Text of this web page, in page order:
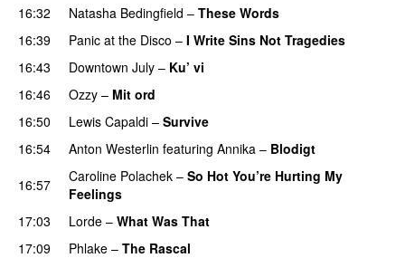
16:32
Natasha Bedingfield – These Words
16:39
Panic at the Disco – I Write Sins Not Tragedies
16:43
Downtown July – Ku’ vi
16:46 Ozzy – Mit ord
16:50
Lewis Capaldi – Survive
16:54
Anton Westerlin featuring Annika – Blodigt
16:57
Caroline Polachek – So Hot You’re Hurting My
Feelings
17:03 Lorde – What Was That
17:09 Phlake – The Rascal